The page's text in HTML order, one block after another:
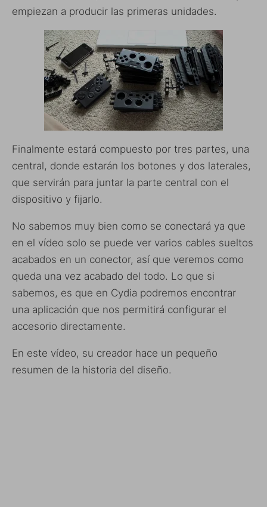
empiezan a producir las primeras unidades.
Finalmente estará compuesto por tres partes, una
central, donde estarán los botones y dos laterales,
que servirán para juntar la parte central con el
dispositivo y fijarlo.
No sabemos muy bien como se conectará ya que
en el vídeo solo se puede ver varios cables sueltos
acabados en un conector, así que veremos como
queda una vez acabado del todo. Lo que si
sabemos, es que en Cydia podremos encontrar
una aplicación que nos permitirá configurar el
accesorio directamente.
En este vídeo, su creador hace un pequeño
resumen de la historia del diseño.